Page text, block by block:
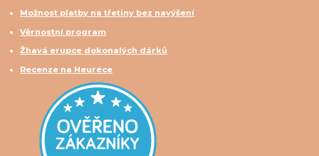
Možnost platby na třetiny bez navýšení
Věrnostní program
Žhavá erupce dokonalých dárků
Recenze na Heuréce